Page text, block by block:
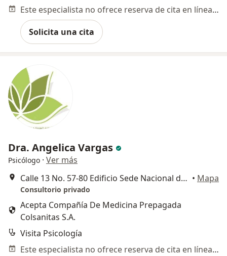
Este especialista no ofrece reserva de cita en línea en esta dirección.
Solicita una cita
Dra. Angelica Vargas
Psicólogo · Ver más
Calle 13 No. 57-80 Edificio Sede Nacional de Coomeva Consultorio 41, Cali • Mapa
Consultorio privado
Acepta Compañía De Medicina Prepagada
Colsanitas S.A.
Visita Psicología
Este especialista no ofrece reserva de cita en línea en esta dirección.